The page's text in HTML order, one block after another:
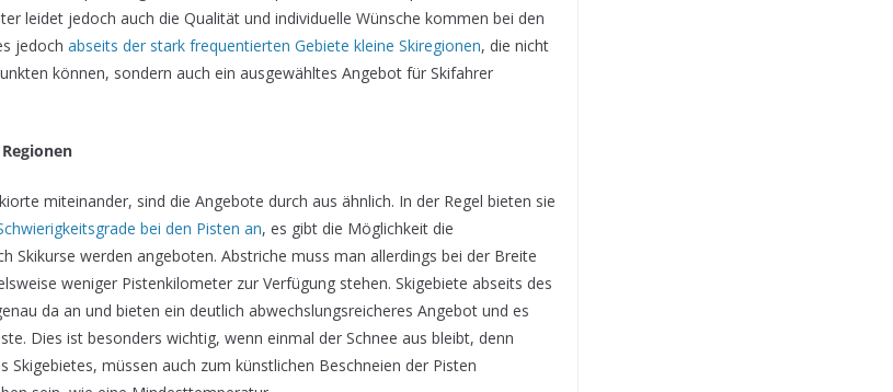
leidet jedoch auch die Qualität und individuelle Wünsche kommen bei den
jedoch abseits der stark frequentierten Gebiete kleine Skiregionen, die nicht
können, sondern auch ein ausgewähltes Angebot für Skifahrer
miteinander, sind die Angebote durch aus ähnlich. In der Regel bieten sie
bei den Pisten an, es gibt die Möglichkeit die
Skikurse werden angeboten. Abstriche muss man allerdings bei der Breite
weniger Pistenkilometer zur Verfügung stehen. Skigebiete abseits des
da an und bieten ein deutlich abwechslungsreicheres Angebot und es
Dies ist besonders wichtig, wenn einmal der Schnee aus bleibt, denn
Skigebietes, müssen auch zum künstlichen Beschneien der Pisten